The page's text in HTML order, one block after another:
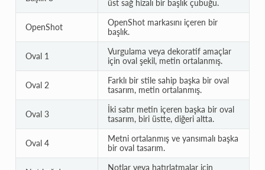
üst sağ hizalı bir başlık çubuğu.
OpenShot
OpenShot markasını içeren bir
başlık.
Oval 1
Vurgulama veya dekoratif amaçlar
için oval şekil, metin ortalanmış.
Oval 2
Farklı bir stile sahip başka bir oval
tasarım, metin ortalanmış.
Oval 3
İki satır metin içeren başka bir oval
tasarım, biri üstte, diğeri altta.
Oval 4
Metni ortalanmış ve yansımalı başka
bir oval tasarım.
Notlar veya hatırlatmalar için